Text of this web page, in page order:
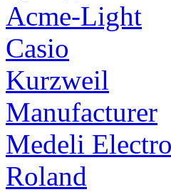
Acme-Light
Casio
Kurzweil
Manufacturer
Medeli
Roland